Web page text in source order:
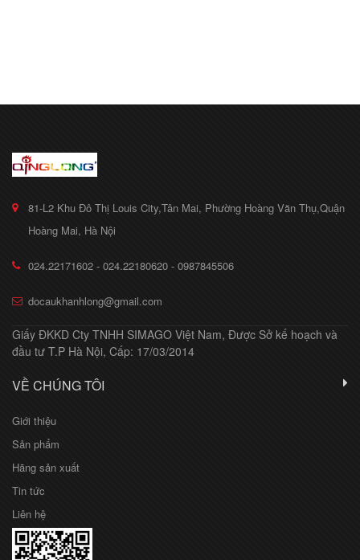
81-L2 Khu Đô Thị Louis City,Tân Mai, Phường Hoàng Văn Thụ,Quận
Hoàng Mai, Hà Nội
024.22171602 - 024.22180620 - 0987845506
docaukhanhlong@gmail.com
Giấy ĐKKD Cty TNHH SIMAGO Việt Nam, Được Sở kế hoạch và
đầu tư T.P Hà Nội, Cấp: 17/03/2014
VỀ CHÚNG TÔI
Giới thiệu
Sản phẩm
Hãng sản xuất
Tin tức
Liên hệ